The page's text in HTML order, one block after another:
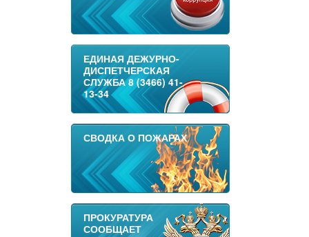
ЕДИНАЯ ДЕЖУРНО-
ДИСПЕТЧЕРСКАЯ
СЛУЖБА 8 (3466) 41-
13-34
СВОДКА О ПОЖАРАХ
ПРОКУРАТУРА
СООБЩАЕТ